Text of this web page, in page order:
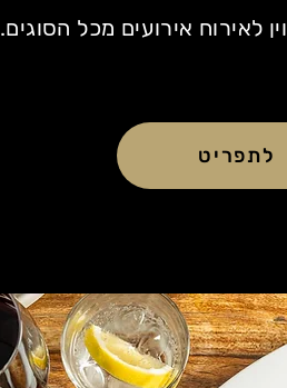
לאירוח אירועים מכל הסוגים.
לתפריט